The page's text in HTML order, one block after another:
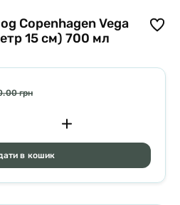
Copenhagen Vega
15 см) 700 мл
грн
в кошик